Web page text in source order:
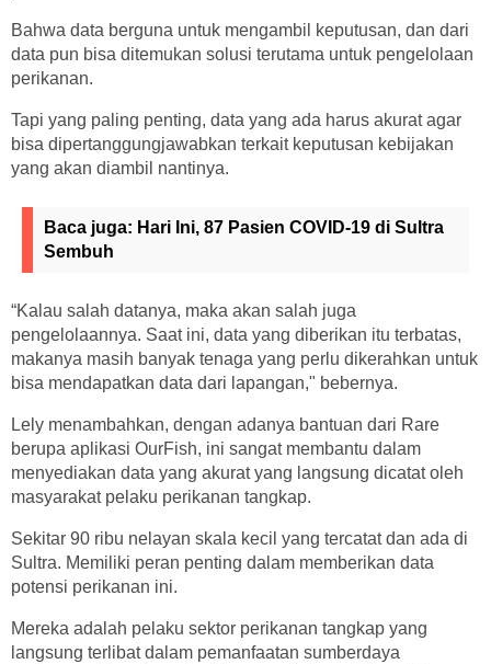
Bahwa data berguna untuk mengambil keputusan, dan dari
data pun bisa ditemukan solusi terutama untuk pengelolaan
perikanan.
Tapi yang paling penting, data yang ada harus akurat agar
bisa dipertanggungjawabkan terkait keputusan kebijakan
yang akan diambil nantinya.
Baca juga: Hari Ini, 87 Pasien COVID-19 di Sultra
Sembuh
“Kalau salah datanya, maka akan salah juga
pengelolaannya. Saat ini, data yang diberikan itu terbatas,
makanya masih banyak tenaga yang perlu dikerahkan untuk
bisa mendapatkan data dari lapangan," bebernya.
Lely menambahkan, dengan adanya bantuan dari Rare
berupa aplikasi OurFish, ini sangat membantu dalam
menyediakan data yang akurat yang langsung dicatat oleh
masyarakat pelaku perikanan tangkap.
Sekitar 90 ribu nelayan skala kecil yang tercatat dan ada di
Sultra. Memiliki peran penting dalam memberikan data
potensi perikanan ini.
Mereka adalah pelaku sektor perikanan tangkap yang
langsung terlibat dalam pemanfaatan sumberdaya